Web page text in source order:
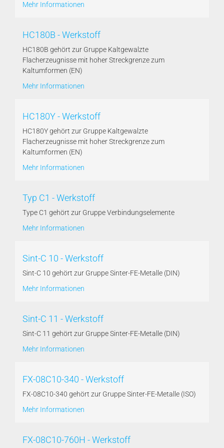
Mehr Informationen
HC180B - Werkstoff
HC180B gehört zur Gruppe Kaltgewalzte
Flacherzeugnisse mit hoher Streckgrenze zum
Kaltumformen (EN)
Mehr Informationen
HC180Y - Werkstoff
HC180Y gehört zur Gruppe Kaltgewalzte
Flacherzeugnisse mit hoher Streckgrenze zum
Kaltumformen (EN)
Mehr Informationen
Typ C1 - Werkstoff
Type C1 gehört zur Gruppe Verbindungselemente
Mehr Informationen
Sint-C 10 - Werkstoff
Sint-C 10 gehört zur Gruppe Sinter-FE-Metalle (DIN)
Mehr Informationen
Sint-C 11 - Werkstoff
Sint-C 11 gehört zur Gruppe Sinter-FE-Metalle (DIN)
Mehr Informationen
FX-08C10-340 - Werkstoff
FX-08C10-340 gehört zur Gruppe Sinter-FE-Metalle (ISO)
Mehr Informationen
FX-08C10-760H - Werkstoff